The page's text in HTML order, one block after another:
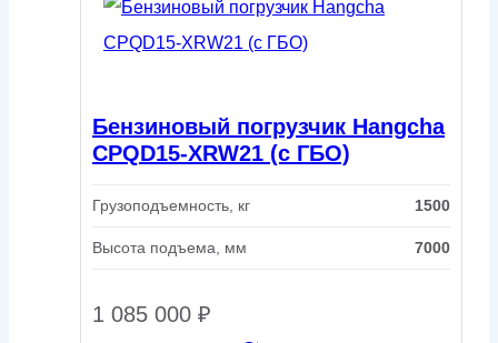
Бензиновый погрузчик Hangcha
CPQD15-XRW21 (с ГБО)
Грузоподъемность, кг 1500
Высота подъема, мм 7000
1 085 000 ₽